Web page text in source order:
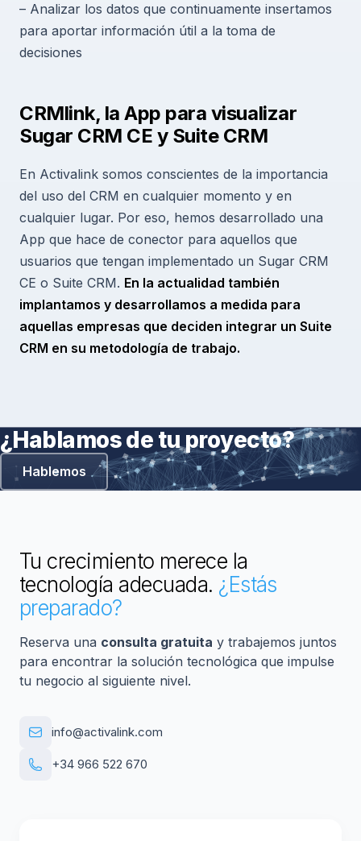
– Analizar los datos que continuamente insertamos
para aportar información útil a la toma de
decisiones
CRMlink, la App para visualizar
Sugar CRM CE y Suite CRM
En Activalink somos conscientes de la importancia
del uso del CRM en cualquier momento y en
cualquier lugar. Por eso, hemos desarrollado una
App que hace de conector para aquellos que
usuarios que tengan implementado un Sugar CRM
CE o Suite CRM. En la actualidad también
implantamos y desarrollamos a medida para
aquellas empresas que deciden integrar un Suite
CRM en su metodología de trabajo.
¿Hablamos de tu proyecto?
Hablemos
Tu crecimiento merece la
tecnología adecuada. ¿Estás
preparado?
Reserva una consulta gratuita y trabajemos juntos
para encontrar la solución tecnológica que impulse
tu negocio al siguiente nivel.
info@activalink.com
+34 966 522 670